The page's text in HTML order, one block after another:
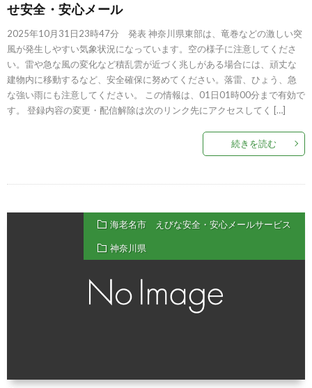
せ安全・安心メール
2025年10月31日23時47分 発表 神奈川県東部は、竜巻などの激しい突
風が発生しやすい気象状況になっています。空の様子に注意してくださ
い。雷や急な風の変化など積乱雲が近づく兆しがある場合には、頑丈な
建物内に移動するなど、安全確保に努めてください。落雷、ひょう、急
な強い雨にも注意してください。 この情報は、01日01時00分まで有効で
す。 登録内容の変更・配信解除は次のリンク先にアクセスしてく […]
続きを読む
海老名市 えびな安全・安心メールサービス
神奈川県